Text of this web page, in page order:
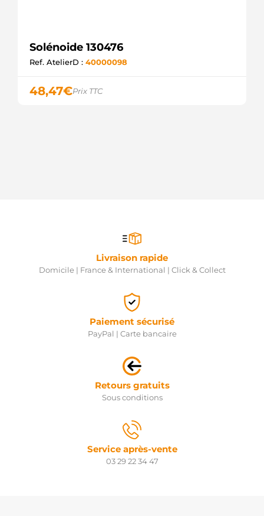
Solénoide 130476
Ref. AtelierD : 40000098
48,47€Prix TTC
Livraison rapide
Domicile | France & International | Click & Collect
Paiement sécurisé
PayPal | Carte bancaire
Retours gratuits
Sous conditions
Service après-vente
03 29 22 34 47